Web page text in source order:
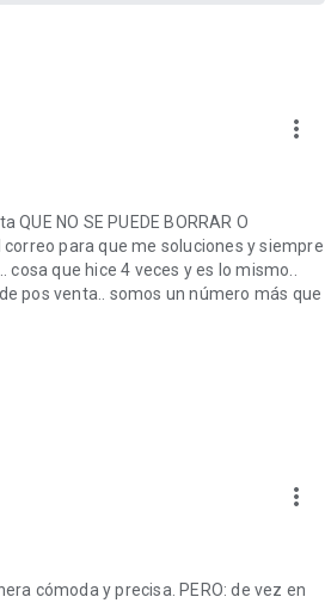
Google Play.
Autodesk, disponibles en
terms-of-service-autodesk360-
more_vert
NO SE PUEDE BORRAR O
correo para que me soluciones y siempre
que hice 4 veces y es lo mismo..
pos venta.. somos un número más que
more_vert
cómoda y precisa. PERO: de vez en